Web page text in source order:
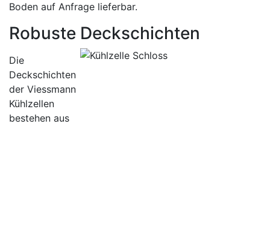
Boden auf Anfrage lieferbar.
Robuste Deckschichten
Die
Deckschichten
der Viessmann
Kühlzellen
bestehen aus